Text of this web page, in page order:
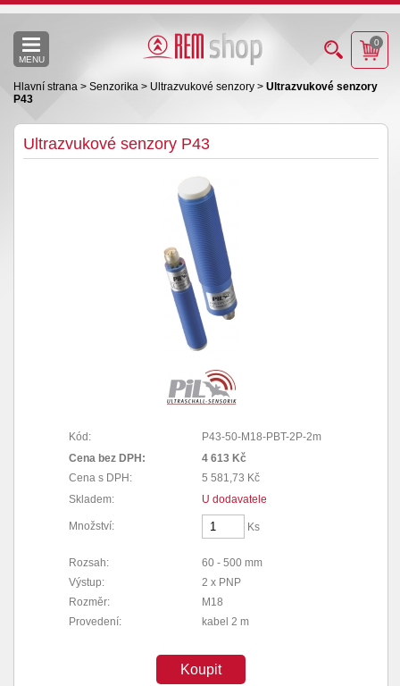
MENU
0
Hlavní strana > Senzorika > Ultrazvukové senzory > Ultrazvukové senzory
P43
Ultrazvukové senzory P43
Kód:
P43-50-M18-PBT-2P-2m
Cena bez DPH:
4 613 Kč
Cena s DPH:
5 581,73 Kč
Skladem:
U dodavatele
Množství: Ks
Rozsah:
60 - 500 mm
Výstup:
2 x PNP
Rozměr:
M18
Provedení:
kabel 2 m
Koupit